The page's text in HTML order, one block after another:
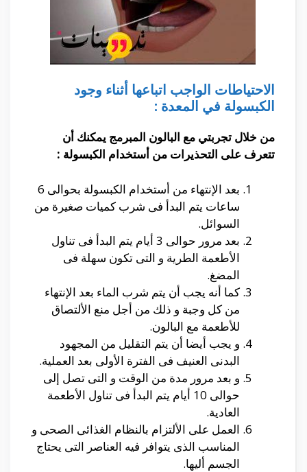
الاحتياطات الواجب اتباعها أثناء وجود
الكبسولة في المعدة :
من خلال تجربتي مع البالون المبرمج يمكنك أن
تتعرف على التحذيرات من أستخدام الكبسولة :
بعد الإنتهاء من أستخدام الكبسولة بحوالى 6
ساعات يتم البدأ فى شرب كميات صغيرة من
السوائل.
بعد مرور حوالى 3 أيام يتم البدأ فى تناول
الأطعمة الطرية و التى تكون سهلة فى
المضغ.
كما أنه يجب أن يتم شرب الماء بعد الإنتهاء
من كل وجبة و ذلك من أجل منع الألتصاق
للأطعمة مع البالون.
و يجب أيضا أن يتم التقليل من المجهود
البدنى العنيف فى الفترة الأولى بعد العملية.
و بعد مرور مدة من الوقت و التى تصل إلى
حوالى 10 أيام يتم البدأ فى تناول الأطعمة
العادية.
العمل على الألتزام بالنظام الغذائى الصحى و
المناسب الذى يتوافر فيه العناصر التى يحتاج
الجسم أليها.